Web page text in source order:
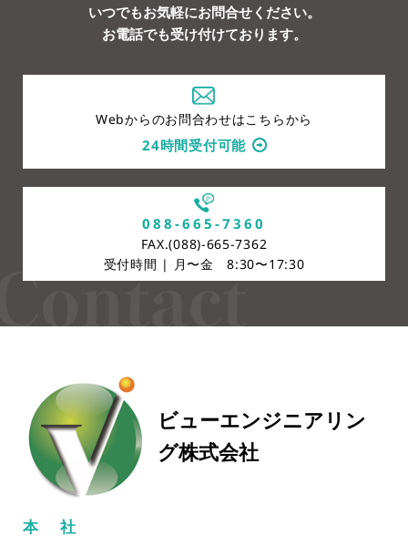
いつでもお気軽にお問合せください。
お電話でも受け付けております。
Webからのお問合わせはこちらから
24時間受付可能
088-665-7360
FAX.(088)-665-7362
受付時間 | 月〜金 8:30〜17:30
ビューエンジニアリン
グ株式会社
本 社